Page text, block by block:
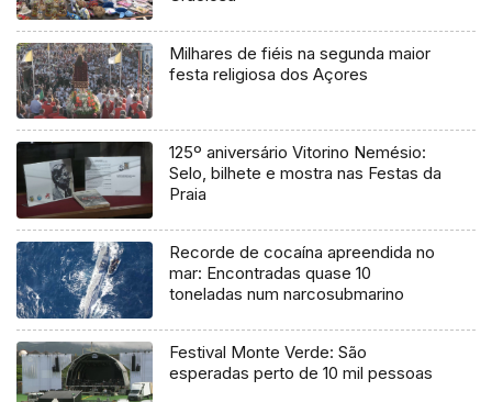
Milhares de fiéis na segunda maior
festa religiosa dos Açores
125º aniversário Vitorino Nemésio:
Selo, bilhete e mostra nas Festas da
Praia
Recorde de cocaína apreendida no
mar: Encontradas quase 10
toneladas num narcosubmarino
Festival Monte Verde: São
esperadas perto de 10 mil pessoas